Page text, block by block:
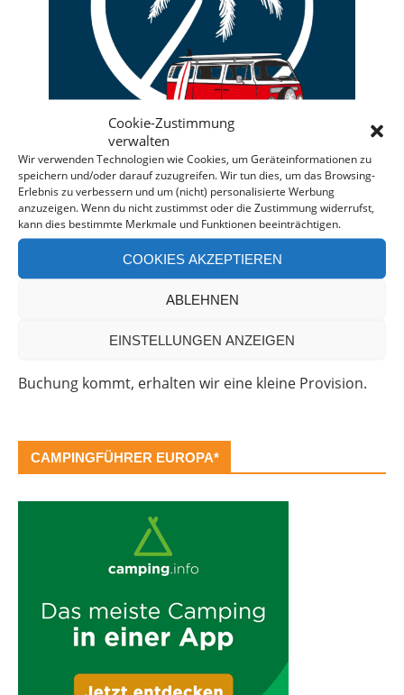
Cookie-Zustimmung
verwalten
Wir verwenden Technologien wie Cookies, um Geräteinformationen zu
speichern und/oder darauf zuzugreifen. Wir tun dies, um das Browsing-
Erlebnis zu verbessern und um (nicht) personalisierte Werbung
anzuzeigen. Wenn du nicht zustimmst oder die Zustimmung widerrufst,
kann dies bestimmte Merkmale und Funktionen beeinträchtigen.
COOKIES AKZEPTIEREN
ABLEHNEN
EINSTELLUNGEN ANZEIGEN
Deine individuelle Beratung bei der Campermiete
in Deutschland und Europa.
Bei einer Anfrage über diesen Banner erhältst Du
Rabatt! *
Offenlegung: Die Anfrage bei der Camper Oase ist
Buchung kommt, erhalten wir eine kleine Provision.
CAMPINGFÜHRER EUROPA*